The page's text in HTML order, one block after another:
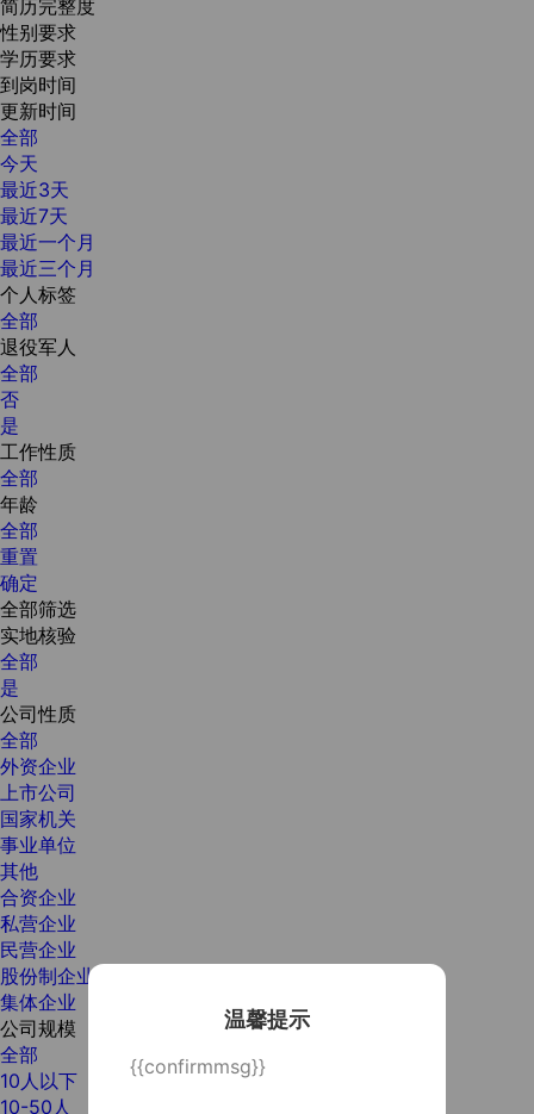
温馨提示
{{confirmmsg}}
简历完整度
性别要求
学历要求
到岗时间
更新时间
全部
今天
最近3天
最近7天
最近一个月
最近三个月
个人标签
全部
退役军人
全部
否
是
工作性质
全部
年龄
全部
重置
确定
全部筛选
实地核验
全部
是
公司性质
全部
外资企业
上市公司
国家机关
事业单位
其他
合资企业
私营企业
民营企业
股份制企业
集体企业
公司规模
全部
10人以下
10-50人